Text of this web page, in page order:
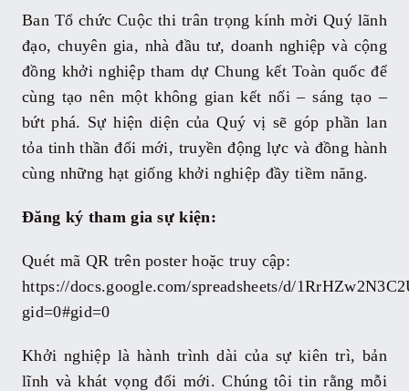
Ban Tổ chức Cuộc thi trân trọng kính mời Quý lãnh
đạo, chuyên gia, nhà đầu tư, doanh nghiệp và cộng
đồng khởi nghiệp tham dự Chung kết Toàn quốc để
cùng tạo nên một không gian kết nối – sáng tạo –
bứt phá. Sự hiện diện của Quý vị sẽ góp phần lan
tỏa tinh thần đổi mới, truyền động lực và đồng hành
cùng những hạt giống khởi nghiệp đầy tiềm năng.
Đăng ký tham gia sự kiện:
Quét mã QR trên poster hoặc truy cập:
https://docs.google.com/spreadsheets/d/
gid=0#gid=0
Khởi nghiệp là hành trình dài của sự kiên trì, bản
lĩnh và khát vọng đổi mới. Chúng tôi tin rằng mỗi